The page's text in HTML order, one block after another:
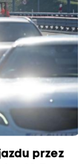
przez